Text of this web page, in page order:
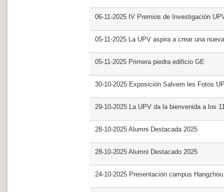
06-11-2025 IV Premios de Investigación
05-11-2025 La UPV aspira a crear una
05-11-2025 Primera piedra edificio GE
30-10-2025 Exposición Salvem les Fotos
29-10-2025 La UPV da la bienvenida a los
28-10-2025 Alumni Destacada 2025
28-10-2025 Alumni Destacado 2025
24-10-2025 Presentación campus